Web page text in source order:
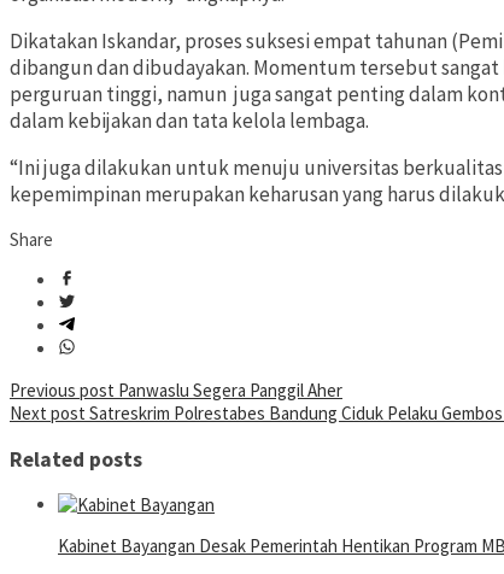
Dikatakan Iskandar, proses suksesi empat tahunan
dibangun dan dibudayakan. Momentum tersebut
perguruan tinggi, namun juga sangat penting dalam
dalam kebijakan dan tata kelola lembaga.
“Ini juga dilakukan untuk menuju universitas
kepemimpinan merupakan keharusan yang harus
Share
Post
navigation
Previous post Panwaslu Segera Panggil Aher
Next post Satreskrim Polrestabes Bandung Ciduk Pelaku
Related posts
Kabinet Bayangan Desak Pemerintah Hentikan Program